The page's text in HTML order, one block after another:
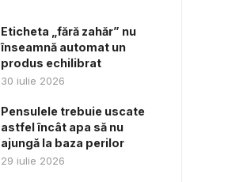
Eticheta „fără zahăr” nu
înseamnă automat un
produs echilibrat
30 iulie 2026
Pensulele trebuie uscate
astfel încât apa să nu
ajungă la baza perilor
29 iulie 2026